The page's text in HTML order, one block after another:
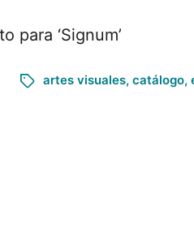
para ‘Signum’
artes visuales, catálogo,